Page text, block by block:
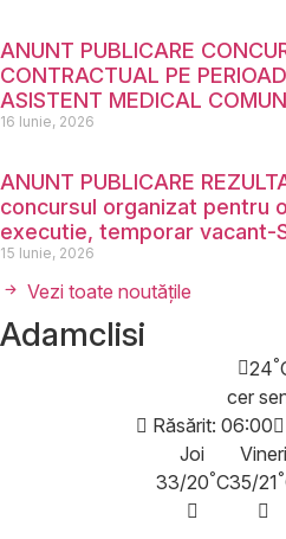
ANUNT PUBLICARE
CONTRACTUAL PE
ASISTENT MEDICAL
16 Iunie, 2026
ANUNT PUBLICARE
concursul organizat pentru
executie, temporar vacant-
15 Iunie, 2026
Vezi toate noutățile
Adamclisi
24°
cer
Răsărit: 06:00
Joi
33/20°C
Vineri
35/21°